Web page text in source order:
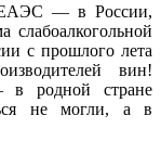
ЕАЭС — в России,
слабоалкогольной
с прошлого лета
вин!
в родной стране
не могли, а в